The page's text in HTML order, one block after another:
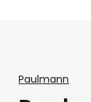
Paulmann